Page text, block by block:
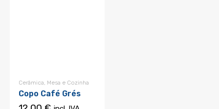
Cerâmica, Mesa e Cozinha
Copo Café Grés